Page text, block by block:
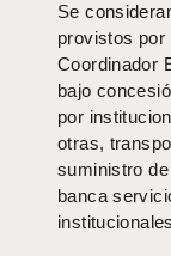
Se
provistos por
Coordinador
bajo
por
otras,
suministro
banca